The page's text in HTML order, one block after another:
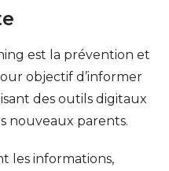
est la prévention et
objectif d’informer
des outils digitaux
nouveaux parents.
les informations,